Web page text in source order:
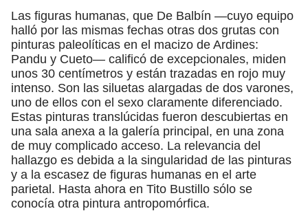
Las figuras humanas, que De Balbín —cuyo equipo
halló por las mismas fechas otras dos grutas con
pinturas paleolíticas en el macizo de Ardines:
Pandu y Cueto— calificó de excepcionales, miden
unos 30 centímetros y están trazadas en rojo muy
intenso. Son las siluetas alargadas de dos varones,
uno de ellos con el sexo claramente diferenciado.
Estas pinturas translúcidas fueron descubiertas en
una sala anexa a la galería principal, en una zona
de muy complicado acceso. La relevancia del
hallazgo es debida a la singularidad de las pinturas
y a la escasez de figuras humanas en el arte
parietal. Hasta ahora en Tito Bustillo sólo se
conocía otra pintura antropomórfica.